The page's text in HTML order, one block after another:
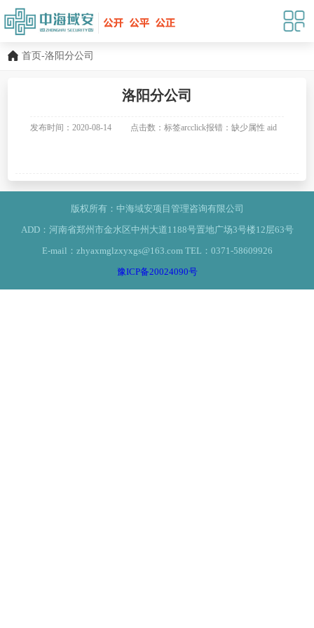
首页-洛阳分公司
洛阳分公司
发布时间：2020-08-14 点击数：标签arcclick报错：缺少属性 aid
版权所有：中海域安项目管理咨询有限公司
ADD：河南省郑州市金水区中州大道1188号置地广场3号楼12层63号
E-mail：zhyaxmglzxyxgs@163.com TEL：0371-58609926
豫ICP备20024090号